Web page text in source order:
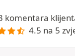
komentara
4.5 na 5